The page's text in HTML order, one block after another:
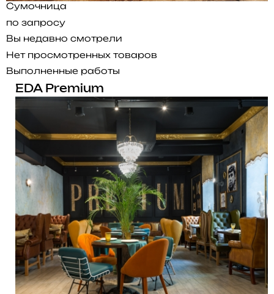
Сумочница
по запросу
Вы недавно смотрели
Нет просмотренных товаров
Выполненные работы
EDA Premium